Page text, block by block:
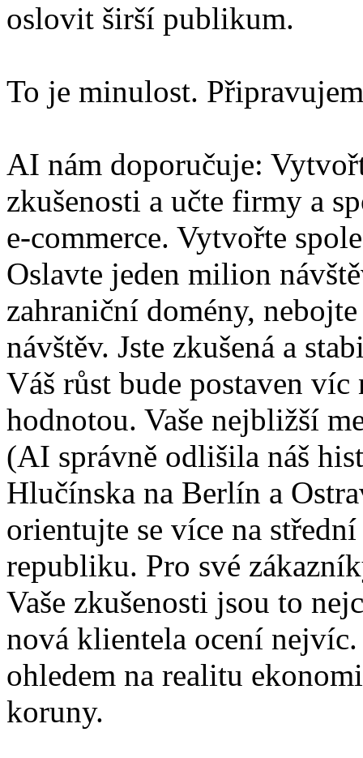
oslovit širší publikum.
To je minulost.
AI nám doporučuje:
zkušenosti a učte firmy a
e-commerce. Vytvořte
Oslavte jeden milion
zahraniční domény,
návštěv. Jste zkušená a
Váš růst bude postaven
hodnotou. Vaše nejbližší
(AI správně odlišila náš
Hlučínska na Berlín a
orientujte se více na
republiku. Pro své
Vaše zkušenosti jsou to
nová klientela ocení nejvíc.
ohledem na realitu
koruny.